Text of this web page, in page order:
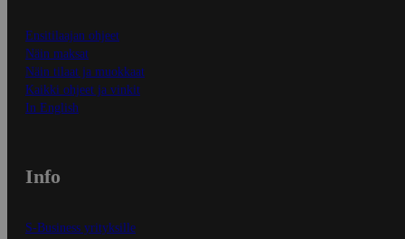
Ensitilaajan ohjeet
Näin maksat
Näin tilaat ja muokkaat
Kaikki ohjeet ja vinkit
In English
Info
S-Business yrityksille